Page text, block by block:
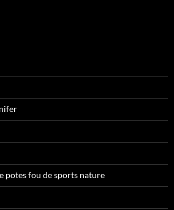
potes fou de sports nature